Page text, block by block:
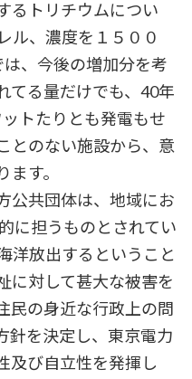
るトリチウムについ
ル、濃度を１５００
、今後の増加分を考
てる量だけでも、40年
トたりとも発電もせ
とのない施設から、意
す。
公共団体は、地域にお
に担うものとされてい
洋放出するということ
に対して甚大な被害を
民の身近な行政上の問
針を決定し、東京電力
及び自立性を発揮し